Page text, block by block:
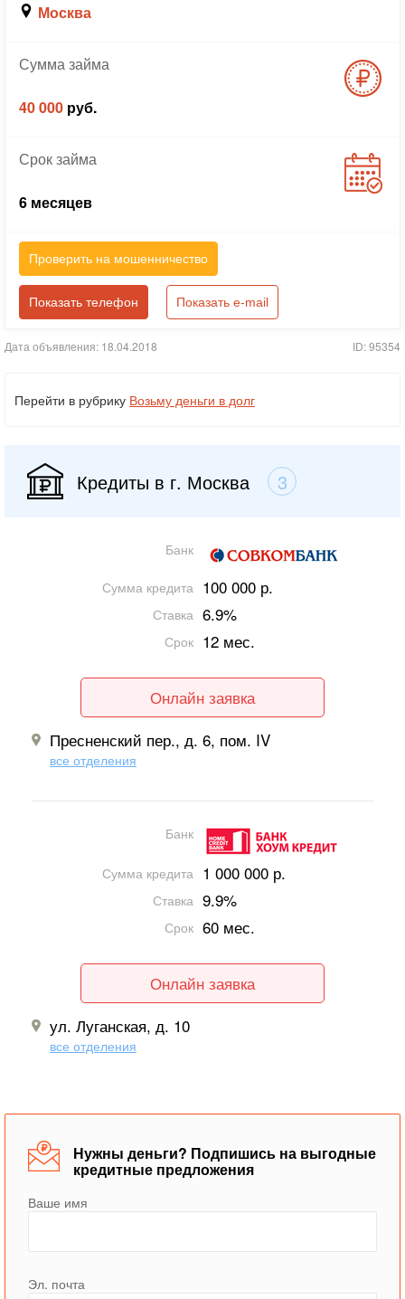
Москва
Суммазайма
40 000 руб.
Срокзайма
6 месяцев
Проверить на мошенничество
Показать телефон Показать e-mail
Дата объявления: 18.04.2018 ID: 95354
Перейти в рубрику Возьму деньги в долг
Кредиты в г. Москва 3
Банк
Сумма кредита 100 000 р.
Ставка 6.9%
Срок 12 мес.
Онлайн заявка
Пресненский пер., д. 6, пом. IV
все отделения
Банк
Сумма кредита 1 000 000 р.
Ставка 9.9%
Срок 60 мес.
Онлайн заявка
ул. Луганская, д. 10
все отделения
Нужны деньги? Подпишись на выгодные
кредитные предложения
Ваше имя
Эл. почта